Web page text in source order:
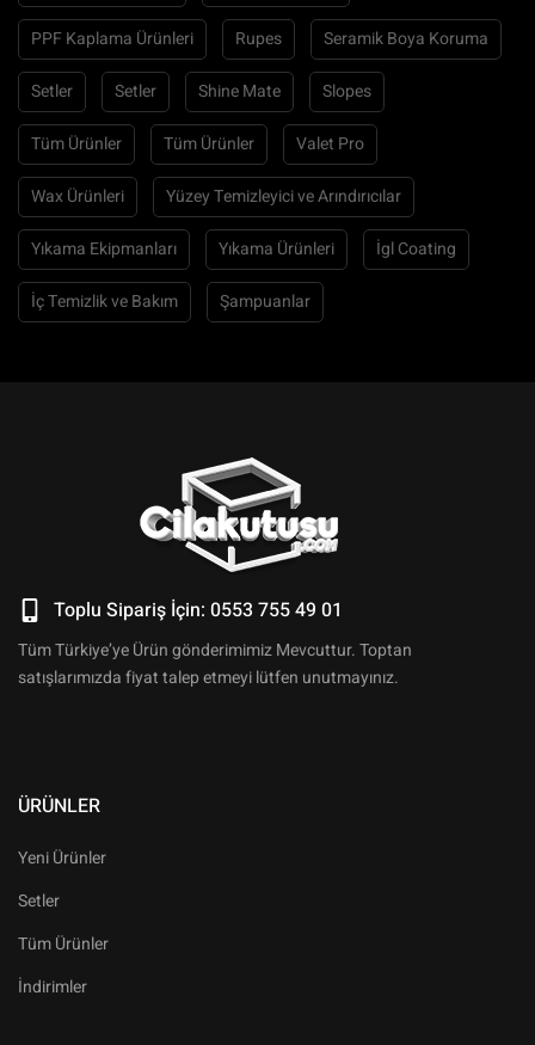
PPF Kaplama Ürünleri Rupes Seramik Boya Koruma
Setler Setler Shine Mate Slopes
Tüm Ürünler Tüm Ürünler Valet Pro
Wax Ürünleri Yüzey Temizleyici ve Arındırıcılar
Yıkama Ekipmanları Yıkama Ürünleri İgl Coating
İç Temizlik ve Bakım Şampuanlar
Toplu Sipariş İçin: 0553 755 49 01
Tüm Türkiye’ye Ürün gönderimimiz Mevcuttur. Toptan
satışlarımızda fiyat talep etmeyi lütfen unutmayınız.
ÜRÜNLER
Yeni Ürünler
Setler
Tüm Ürünler
İndirimler